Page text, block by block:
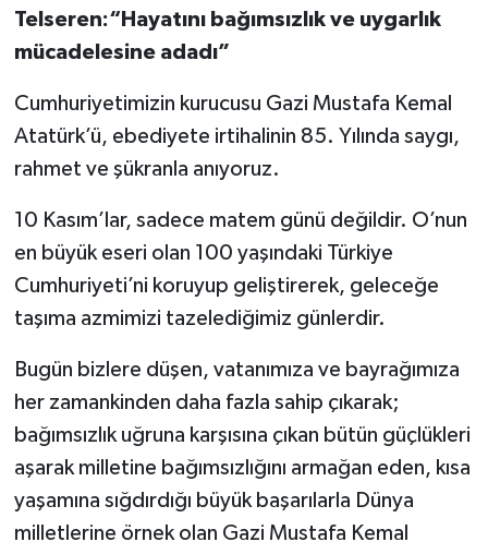
Telseren:“Hayatını bağımsızlık ve uygarlık
mücadelesine adadı”
Cumhuriyetimizin kurucusu Gazi Mustafa Kemal
Atatürk’ü, ebediyete irtihalinin 85. Yılında saygı,
rahmet ve şükranla anıyoruz.
10 Kasım’lar, sadece matem günü değildir. O’nun
en büyük eseri olan 100 yaşındaki Türkiye
Cumhuriyeti’ni koruyup geliştirerek, geleceğe
taşıma azmimizi tazelediğimiz günlerdir.
Bugün bizlere düşen, vatanımıza ve bayrağımıza
her zamankinden daha fazla sahip çıkarak;
bağımsızlık uğruna karşısına çıkan bütün güçlükleri
aşarak milletine bağımsızlığını armağan eden, kısa
yaşamına sığdırdığı büyük başarılarla Dünya
milletlerine örnek olan Gazi Mustafa Kemal